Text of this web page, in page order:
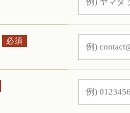
必須